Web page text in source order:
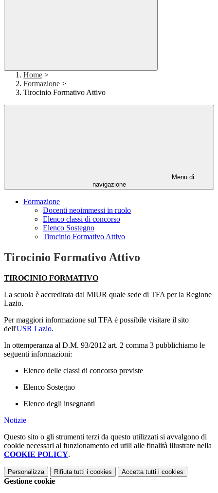
Home >
Formazione >
Tirocinio Formativo Attivo
Menu di
navigazione
Formazione
Docenti neoimmessi in ruolo
Elenco classi di concorso
Elenco Sostegno
Tirocinio Formativo Attivo
Tirocinio Formativo Attivo
TIROCINIO FORMATIVO
La scuola è accreditata dal MIUR quale sede di TFA per la Regione
Lazio.
Per maggiori informazione sul TFA è possibile visitare il sito
dell'USR Lazio.
In ottemperanza al D.M. 93/2012 art. 2 comma 3 pubblichiamo le
seguenti informazioni:
Elenco delle classi di concorso previste
Elenco Sostegno
Elenco degli insegnanti
Notizie
Questo sito o gli strumenti terzi da questo utilizzati si avvalgono di
cookie necessari al funzionamento ed utili alle finalità illustrate nella
COOKIE POLICY.
Personalizza Rifiuta tutti i cookies Accetta tutti i cookies
Gestione cookie